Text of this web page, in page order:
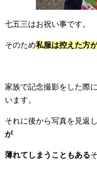
七五三はお祝い事です。
そのため私服は控えた方
家族で記念撮影をした際
います。
それに後から写真を見返
が
薄れてしまうこともある